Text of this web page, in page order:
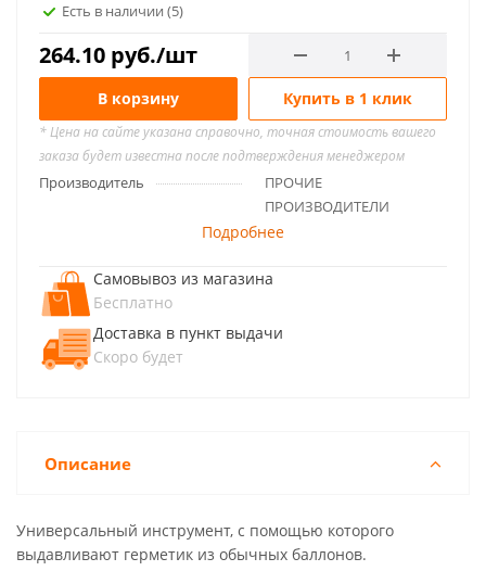
Есть в наличии (5)
264.10 руб./шт
В корзину Купить в 1 клик
* Цена на сайте указана справочно, точная стоимость вашего
заказа будет известна после подтверждения менеджером
Производитель
ПРОЧИЕ
ПРОИЗВОДИТЕЛИ
Подробнее
Самовывоз из магазина
Бесплатно
Доставка в пункт выдачи
Скоро будет
Описание
Универсальный инструмент, с помощью которого
выдавливают герметик из обычных баллонов.